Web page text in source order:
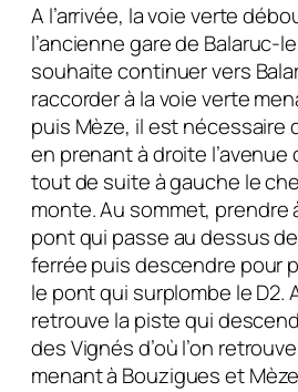
A l’arrivée, la voie verte
l’ancienne gare de Balaruc-
souhaite continuer vers
raccorder à la voie verte
puis Mèze, il est nécessaire
en prenant à droite
tout de suite à gauche le
monte. Au sommet, prendre
pont qui passe au dessus
ferrée puis descendre pour
le pont qui surplombe le D2.
retrouve la piste qui
des Vignés d’où l’on
menant à Bouzigues et